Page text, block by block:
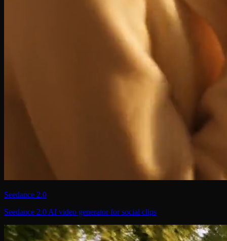
Seedance 2.0
Seedance 2.0 AI video generator for social clips